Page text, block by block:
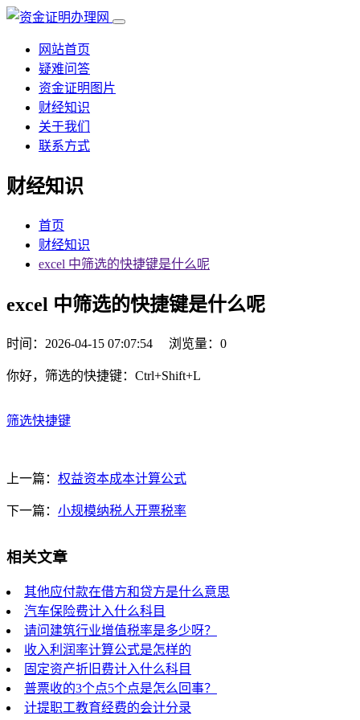
网站首页
疑难问答
资金证明图片
财经知识
关于我们
联系方式
财经知识
首页
财经知识
excel 中筛选的快捷键是什么呢
excel 中筛选的快捷键是什么呢
时间：2026-04-15 07:07:54 浏览量：0
你好，筛选的快捷键：Ctrl+Shift+L
筛选快捷键
上一篇： 权益资本成本计算公式
下一篇： 小规模纳税人开票税率
相关文章
其他应付款在借方和贷方是什么意思
汽车保险费计入什么科目
请问建筑行业增值税率是多少呀？
收入利润率计算公式是怎样的
固定资产折旧费计入什么科目
普票收的3个点5个点是怎么回事？
计提职工教育经费的会计分录